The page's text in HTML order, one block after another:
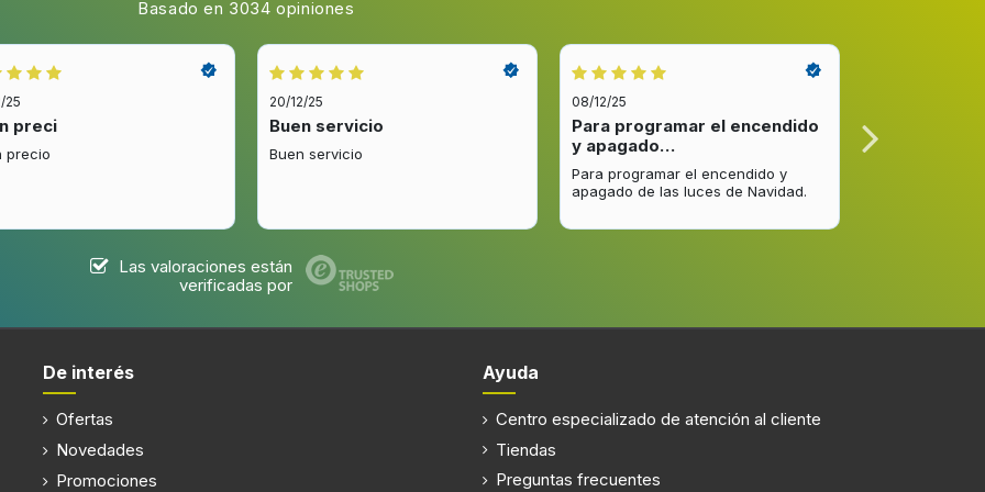
Tipo de instalación
Número de zonas de cocción 3 zona(s)
Tipo de fotograma Sin marco
Detección de sartenes
Basado en 3034 opiniones
25
preci
precio
20/12/25
Buen servicio
Buen servicio
08/12/25
Para programar el encendido
y apagado…
Para programar el encendido y
apagado de las luces de Navidad.
venta y…
Las valoraciones están
verificadas por
De interés
Ofertas
Novedades
Promociones
Ayuda
Centro especializado de atención al cliente
Tiendas
Preguntas frecuentes